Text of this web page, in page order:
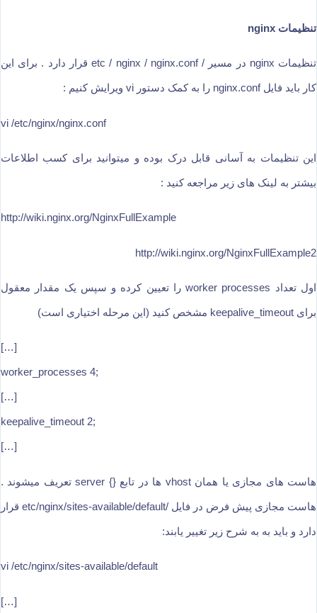
تنظیمات nginx
تنظیمات nginx در مسیر / etc / nginx / nginx.conf قرار دارد . برای این
کار باید فایل nginx.conf را به کمک دستور vi ویرایش کنیم :
vi /etc/nginx/nginx.conf
این تنظیمات به آسانی قابل درک بوده و میتوانید برای کسب اطلاعات
بیشتر به لینک های زیر مراجعه کنید :
http://wiki.nginx.org/NginxFullExample
http://wiki.nginx.org/NginxFullExample2
اول تعداد worker processes را تعیین کرده و سپس یک مقدار معقول
برای keepalive_timeout مشخص کنید (این مرحله اختیاری است)
[…]
worker_processes 4;
[…]
keepalive_timeout 2;
[…]
هاست های مجازی یا همان vhost ها در تابع {} server تعریف میشوند .
هاست مجازی پیش فرض در فایل /etc/nginx/sites-available/default قرار
دارد و باید به به شرح زیر تغییر یابند:
vi /etc/nginx/sites-available/default
[…]